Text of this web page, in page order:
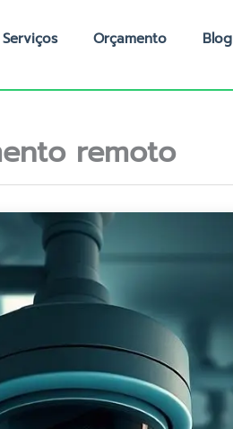
Serviços Orçamento Blog
remoto